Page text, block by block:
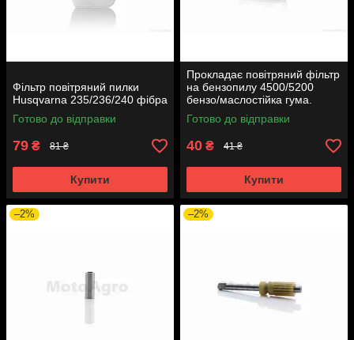
Фільтр повітряний пилки
Husqvarna 235/236/240 фібра
Готово до відправки
79 ₴ 81 ₴
Купити
Прокладає повітряний фільтр
на бензопилу 4500/5200
бензо/маслостійка гума.
Готово до відправки
40 ₴ 41 ₴
Купити
–2% –2%